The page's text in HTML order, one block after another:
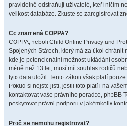
pravidelně odstraňují uživatelé, kteří ničím
velikost databáze. Zkuste se zaregistrovat
Co znamená COPPA?
COPPA, neboli Child Online Privacy and
Spojených Státech, který má za úkol chránit
kde je potencionální možnost ukládání
méně než 13 let, musí mít souhlas rodičů
tyto data uložil. Tento zákon však platí
Pokud si nejste jisti, jestli toto platí i na
kontaktovat vaše právního poradce, phpBB
poskytovat právni podporu v jakémkoliv
Proč se nemohu registrovat?